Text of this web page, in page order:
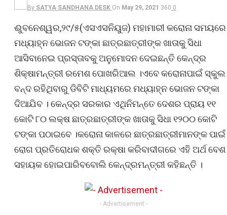
By SATYA SANDHANA DESK On May 29, 2021 360 0
ଈୁବନେଶ୍ୱର,୨୯/୫(ଏସଏସନିୟୁଜ) ମହାମାରୀ କରୋନା ସମୟରେ
ମଧ୍ୟାହ୍ନ ଭୋଜନ ଟଙ୍କା ଛାତ୍ରଛାତ୍ରୀଙ୍କ ଖାତାକୁ ସିଧା
ଆସିବାନେଇ ପ୍ରସ୍ତାବକୁ ଅନୁମୋଦନ ଦେଇଛନ୍ତି କେନ୍ଦ୍ର
ଶିକ୍ଷାମନ୍ତ୍ରୀ ରମେଶ ପୋଖରିଆଲ ।ଏବେ କରୋନାପାଇଁ ସ୍କୁଲ
ବନ୍ଦ ରହିଥିବାରୁ ଡିବିଟି ମାଧ୍ୟମରେ ମଧ୍ୟାହ୍ନ ଭୋଜନ ଟଙ୍କା
ଦିଆଯିବ । କେନ୍ଦ୍ର ସରକାର ଏଥିନିମନ୍ତେ ଦେଶର ପ୍ରାୟ ୧୧
କୋଟି ୮୦ ଲକ୍ଷ ଛାତ୍ରଛାତ୍ରୀଙ୍କ ଖାତାକୁ ସିଧା ୧୨୦୦ କୋଟି
ଟଙ୍କା ପଠାଇବେ ।କରୋନା କାଳରେ ଛାତ୍ରଛାତ୍ରୀମାନଙ୍କ ପାଇଁ
ରୋଗ ପ୍ରତିରୋଧକ ଶକ୍ତି ରକ୍ଷା କରିବାଦୀଗରେ ଏହି ଅର୍ଥ ବେଶ
ସହାୟକ ହୋଇପାରିବବୋଲି କେନ୍ଦ୍ରମନ୍ତ୍ରୀ କହିଛନ୍ତି ।
- Advertisement -